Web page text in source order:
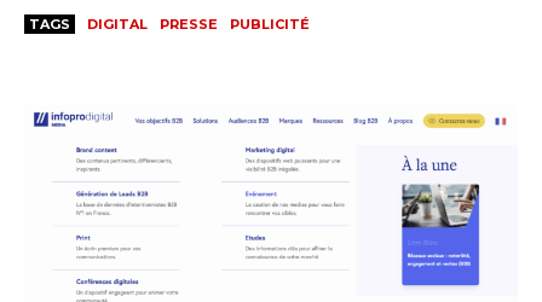
TAGS DIGITAL PRESSE PUBLICITÉ